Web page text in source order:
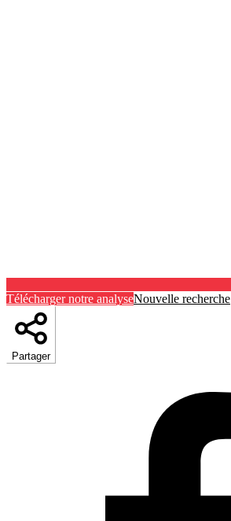
Télécharger notre analyseNouvelle recherche
Partager